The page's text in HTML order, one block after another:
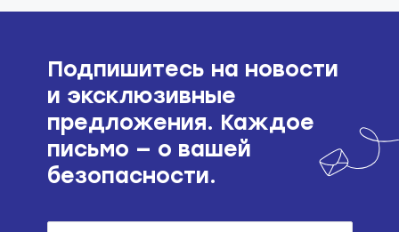
Подпишитесь на новости
и эксклюзивные
предложения. Каждое
письмо — о вашей
безопасности.